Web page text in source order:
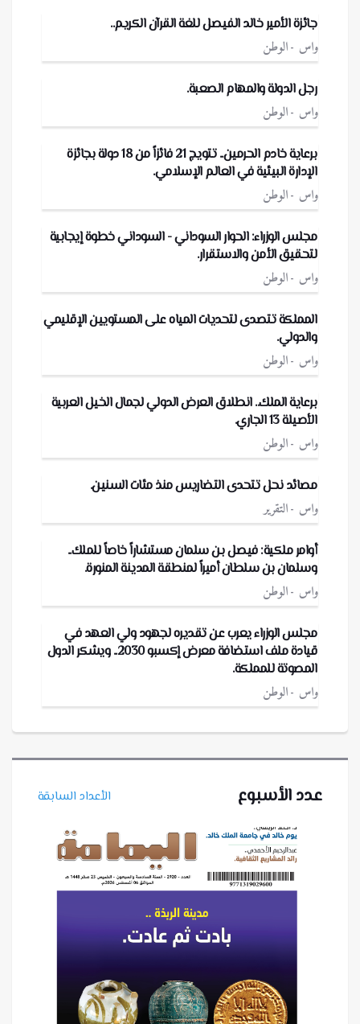
جائزة الأمير خالد الفيصل للغة القرآن الكريم..
واس الوطن
رجل الدولة والمهام الصعبة.
واس الوطن
برعاية خادم الحرمين.. تتويج 21 فائزاً من 18 دولة بجائزة
الإدارة البيئية في العالم الإسلامي.
واس الوطن
مجلس الوزراء: الحوار السوداني - السوداني خطوة إيجابية
لتحقيق الأمن والاستقرار.
واس الوطن
المملكة تتصدى لتحديات المياه على المستويين الإقليمي
والدولي.
واس الوطن
برعاية الملك.. انطلاق العرض الدولي لجمال الخيل العربية
الأصيلة 13 الجاري.
واس الوطن
مصائد نحل تتحدى التضاريس منذ مئات السنين.
واس التقرير
أوامر ملكية: فيصل بن سلمان مستشاراً خاصاً للملك..
وسلمان بن سلطان أميراً لمنطقة المدينة المنورة.
واس الوطن
مجلس الوزراء يعرب عن تقديره لجهود ولي العهد في
قيادة ملف استضافة معرض إكسبو 2030.. ويشكر الدول
المصوتة للمملكة.
واس الوطن
عدد الأسبوع الأعداد السابقة